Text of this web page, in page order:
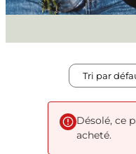
Désolé, ce
acheté.